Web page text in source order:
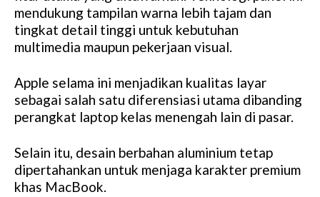
mendukung tampilan warna lebih tajam dan
tingkat detail tinggi untuk kebutuhan
multimedia maupun pekerjaan visual.
Apple selama ini menjadikan kualitas layar
sebagai salah satu diferensiasi utama dibanding
perangkat laptop kelas menengah lain di pasar.
Selain itu, desain berbahan aluminium tetap
dipertahankan untuk menjaga karakter premium
khas MacBook.